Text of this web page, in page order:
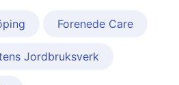
Forenede Care
Jordbruksverk